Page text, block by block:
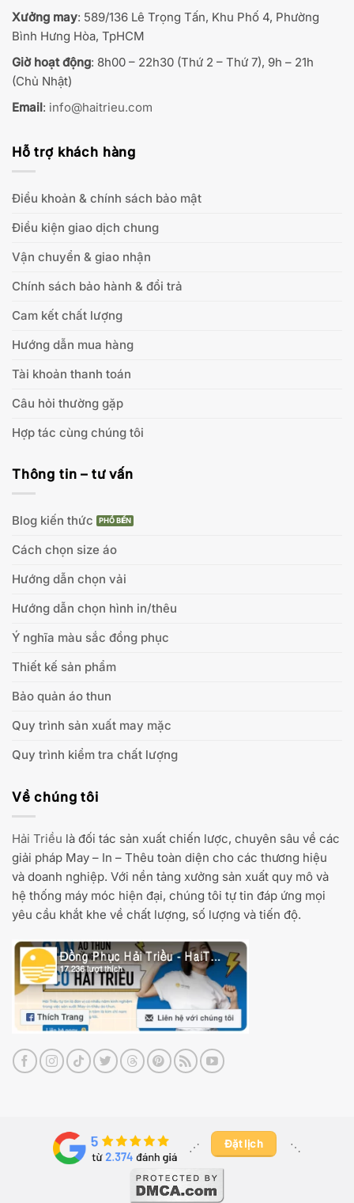
Xưởng may: 589/136 Lê Trọng Tấn, Khu Phố 4, Phường
Bình Hưng Hòa, TpHCM
Giờ hoạt động: 8h00 – 22h30 (Thứ 2 – Thứ 7), 9h – 21h
(Chủ Nhật)
Email: info@haitrieu.com
Hỗ trợ khách hàng
Điều khoản & chính sách bảo mật
Điều kiện giao dịch chung
Vận chuyển & giao nhận
Chính sách bảo hành & đổi trả
Cam kết chất lượng
Hướng dẫn mua hàng
Tài khoản thanh toán
Câu hỏi thường gặp
Hợp tác cùng chúng tôi
Thông tin – tư vấn
Blog kiến thức
Cách chọn size áo
Hướng dẫn chọn vải
Hướng dẫn chọn hình in/thêu
Ý nghĩa màu sắc đồng phục
Thiết kế sản phẩm
Bảo quản áo thun
Quy trình sản xuất may mặc
Quy trình kiểm tra chất lượng
Về chúng tôi
Hải Triều là đối tác sản xuất chiến lược, chuyên sâu về các
giải pháp May – In – Thêu toàn diện cho các thương hiệu
và doanh nghiệp. Với nền tảng xưởng sản xuất quy mô và
hệ thống máy móc hiện đại, chúng tôi tự tin đáp ứng mọi
yêu cầu khắt khe về chất lượng, số lượng và tiến độ.
⋰ ​ Đặt lịch ⋱